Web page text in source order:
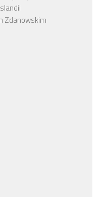
Zdanowskim